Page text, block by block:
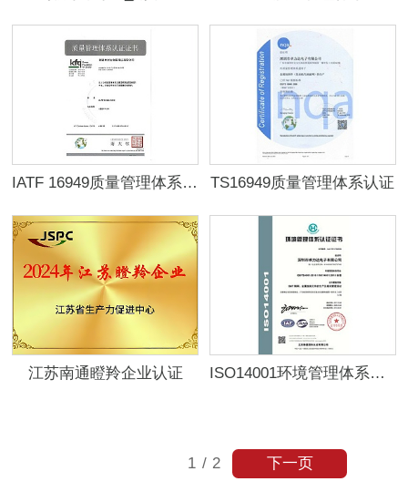
IATF 16949质量管理体系认证证书 TS16949质量管理体系认证
江苏南通瞪羚企业认证 ISO14001环境管理体系认证
1 / 2 下一页